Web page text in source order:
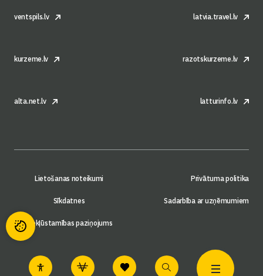
ventspils.lv latvia.travel.lv
kurzeme.lv razotskurzeme.lv
alta.net.lv latturinfo.lv
Lietošanas noteikumi Privātuma politika
Sīkdatnes Sadarbība ar uzņēmumiem
Piekļūstamības paziņojums